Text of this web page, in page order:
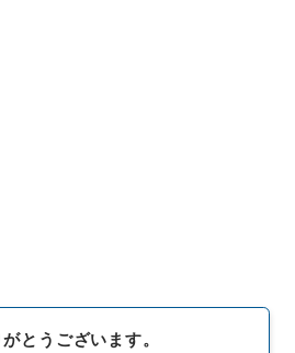
とうございます。